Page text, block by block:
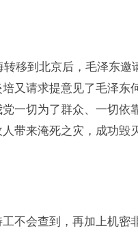
移到北京后，毛泽东
又请求提意见了毛泽
一切为了群众、一切依
带来淹死之灾，成功毁
不会查到，再加上机密